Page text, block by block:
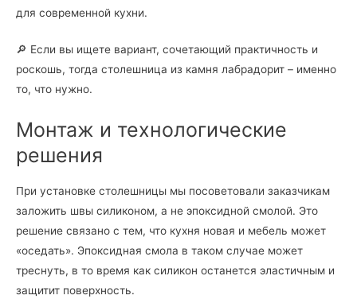
для современной кухни.
🔎 Если вы ищете вариант, сочетающий практичность и
роскошь, тогда столешница из камня лабрадорит – именно
то, что нужно.
Монтаж и технологические
решения
При установке столешницы мы посоветовали заказчикам
заложить швы силиконом, а не эпоксидной смолой. Это
решение связано с тем, что кухня новая и мебель может
«оседать». Эпоксидная смола в таком случае может
треснуть, в то время как силикон останется эластичным и
защитит поверхность.